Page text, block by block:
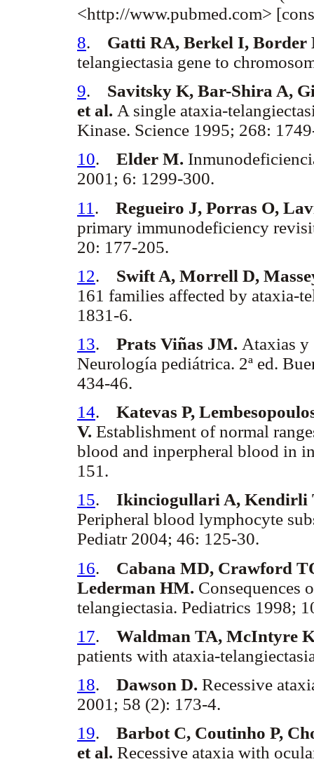
<http://www.pubmed.com>
8. Gatti RA, Berkel I, Border
telangiectasia gene to
9. Savitsky K, Bar-Shira A,
et al. A single ataxia-
Kinase. Science 1995; 268:
10. Elder M.
2001; 6: 1299-300.
11 . Regueiro J, Porras O,
primary immunodeficiency
20: 177-205.
12. Swift A, Morrell D,
161 families affected by ataxia-
1831-6.
13. Prats Viñas JM. Ataxias y
Neurología pediátrica. 2ª ed.
434-46.
14. Katevas P,
V. Establishment of normal
blood and inperpheral blood in
151.
15. Ikinciogullari A, Kendirli
Peripheral blood lymphocyte
Pediatr 2004; 46: 125-30.
16. Cabana MD, Crawford
Lederman HM. Consequences
telangiectasia. Pediatrics 1998;
17. Waldman TA, McIntyre
patients with ataxia-
18. Dawson D. Recessive
2001; 58 (2): 173-4.
19. Barbot C, Coutinho P,
et al. Recessive ataxia with